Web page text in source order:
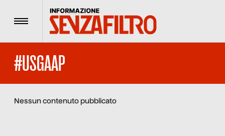
Menu
#USGAAP
Nessun contenuto pubblicato